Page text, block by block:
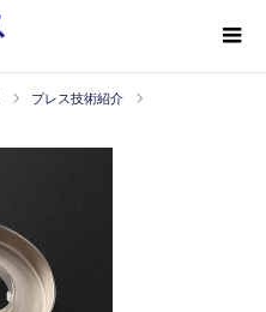
プレス技術紹介